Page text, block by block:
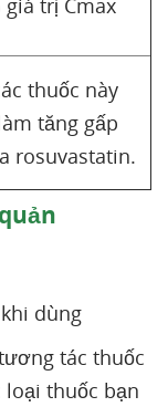
giá trị Cmax
thuốc này
tăng gấp
rosuvastatin.
dùng
tác thuốc
loại thuốc bạn